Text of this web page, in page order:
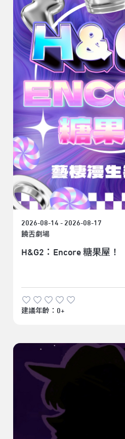
2026-08-14 - 2026-08-17
饒舌劇場
H&G2：Encore 糖果屋！
建議年齡：0+